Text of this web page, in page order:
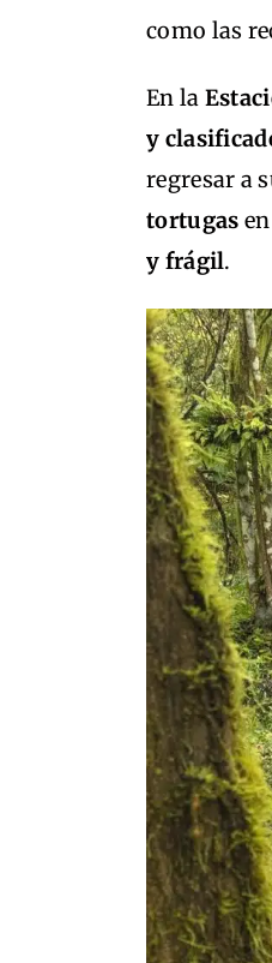
como las
En la
y
regresar a
tortugas
y frágil.